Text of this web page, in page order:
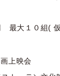
最大１０組(
上映会